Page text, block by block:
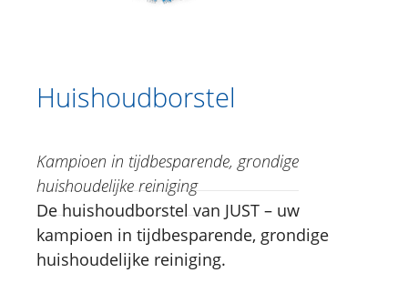
Gesichtsverzorging
Aromatherapie
Specialiteiten
Lipverzorging
Deo's
Handverzorging
Huishoudborstel
Kampioen in tijdbesparende, grondige
huishoudelijke reiniging
De huishoudborstel van JUST – uw
kampioen in tijdbesparende, grondige
huishoudelijke reiniging.